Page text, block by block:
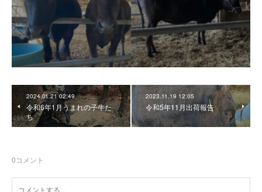
2024.01.21 02:49
令和6年1月うまれの子牛た
ち
2023.11.19 12:05
令和5年11月出荷報告
0コメント